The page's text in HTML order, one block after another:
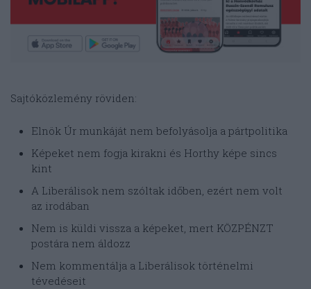
Sajtóközlemény röviden:
Elnök Úr munkáját nem befolyásolja a pártpolitika
Képeket nem fogja kirakni és Horthy képe sincs
kint
A Liberálisok nem szóltak időben, ezért nem volt
az irodában
Nem is küldi vissza a képeket, mert KÖZPÉNZT
postára nem áldozz
Nem kommentálja a Liberálisok történelmi
tévedéseit